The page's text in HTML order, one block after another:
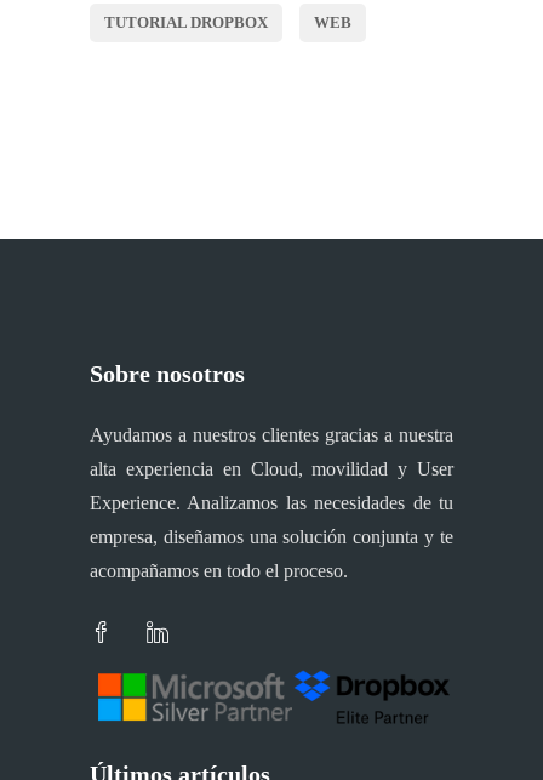
TUTORIAL DROPBOX WEB
Sobre nosotros
Ayudamos a nuestros clientes gracias a nuestra
alta experiencia en Cloud, movilidad y User
Experience. Analizamos las necesidades de tu
empresa, diseñamos una solución conjunta y te
acompañamos en todo el proceso.
Últimos artículos